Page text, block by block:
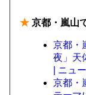
★ 京都・嵐山
京都・
夜」天
| ニュ
京都・